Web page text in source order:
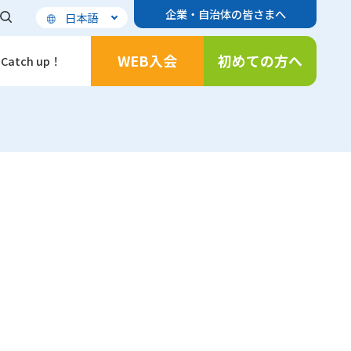
日本語 企業・自治体の皆さまへ
Catch up！ WEB入会 初めての方へ